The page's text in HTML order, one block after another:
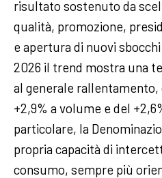
risultato sostenuto da
qualità, promozione,
e apertura di nuovi
2026 il trend mostra una
al generale rallentamento,
+2,9% a volume e del
particolare, la
propria capacità di
consumo, sempre più